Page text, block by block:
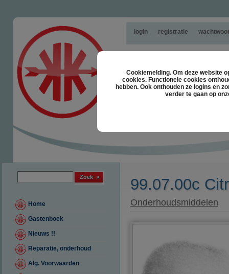
Cookiemelding. Om deze website
cookies. Functionele cookies
hebben. Ook onthouden ze logins en
verder te gaan op
login registratie
Home
Gastenboek
Nieuws !!
Reparatie, onderhoud
Alg. Voorwaarden
99.07.00c
Onderhoudsmiddelen